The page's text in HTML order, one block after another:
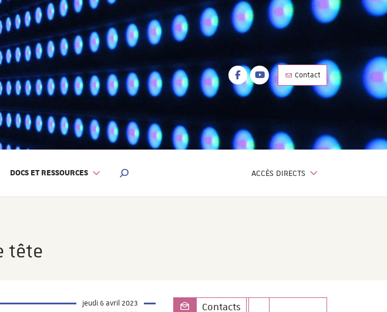
Facebook
Youtube
Contact
DOCS ET RESSOURCES
MOTEUR DE RECHERCHE
ACCÈS DIRECTS
Facebook
Youtube
tête
jeudi 6 avril 2023
Contacts